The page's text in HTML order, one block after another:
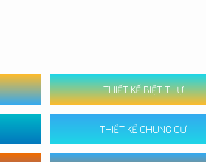
THIẾT KẾ BIỆT THỰ
THIẾT KẾ CHUNG CƯ